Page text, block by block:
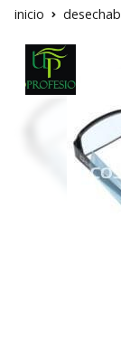
inicio